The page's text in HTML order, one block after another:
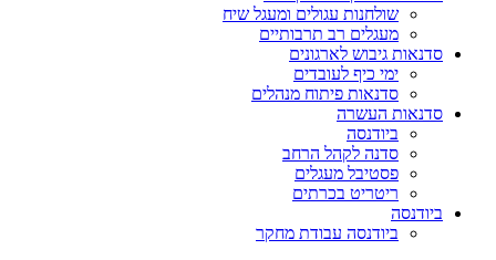
שולחנות עגולים ומעגל שיח
מעגלים רב תרבותיים
סדנאות גיבוש לארגונים
ימי כיף לעובדים
סדנאות פיתוח מנהלים
סדנאות העשרה
ביודנסה
סדנה לקהל הרחב
פסטיבל מעגלים
ריטריט בכרתים
ביודנסה
ביודנסה עבודת מחקר